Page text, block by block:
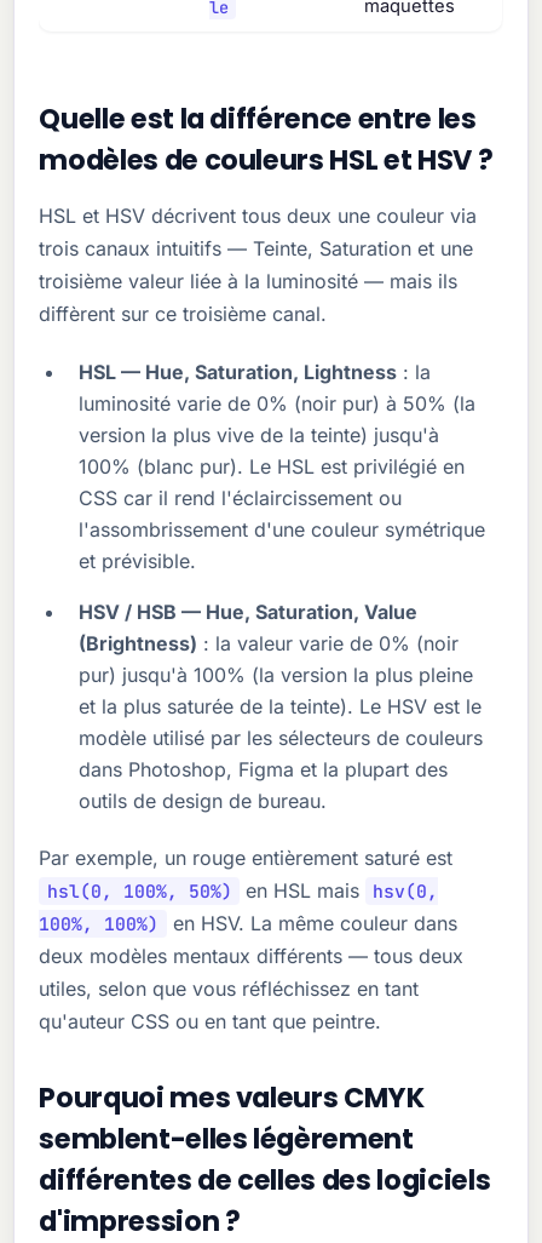
le maquettes
Quelle est la différence entre les
modèles de couleurs HSL et HSV ?
HSL et HSV décrivent tous deux une couleur via
trois canaux intuitifs — Teinte, Saturation et une
troisième valeur liée à la luminosité — mais ils
diffèrent sur ce troisième canal.
HSL — Hue, Saturation, Lightness: la
luminosité varie de 0% (noir pur) à 50% (la
version la plus vive de la teinte) jusqu'à
100% (blanc pur). Le HSL est privilégié en
CSS car il rend l'éclaircissement ou
l'assombrissement d'une couleur symétrique
et prévisible.
HSV / HSB — Hue, Saturation, Value
(Brightness) : la valeur varie de 0% (noir
pur) jusqu'à 100% (la version la plus pleine
et la plus saturée de la teinte). Le HSV est le
modèle utilisé par les sélecteurs de couleurs
dans Photoshop, Figma et la plupart des
outils de design de bureau.
Par exemple, un rouge entièrement saturé est
hsl(0, 100%, 50%) en HSL mais
hsv(0,
100%, 100%)
en HSV. La même couleur dans
deux modèles mentaux différents — tous deux
utiles, selon que vous réfléchissez en tant
qu'auteur CSS ou en tant que peintre.
Pourquoi mes valeurs CMYK
semblent-elles légèrement
différentes de celles des logiciels
d'impression ?